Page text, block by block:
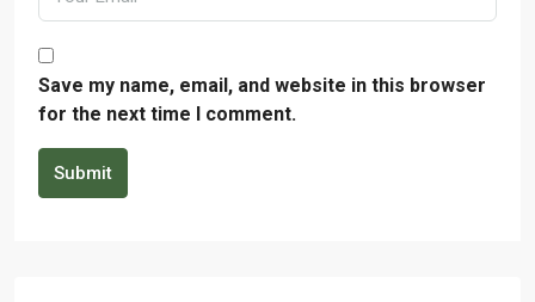
Save my name, email, and website in this browser
for the next time I comment.
Submit